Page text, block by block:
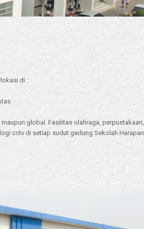
di :
global. Fasilitas olahraga, perpustakaan,
cctv di setiap sudut gedung Sekolah Harapan